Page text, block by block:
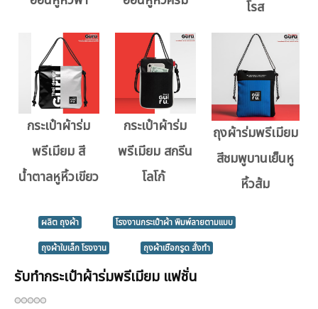
โรส
กระเป๋าผ้าร่ม
พรีเมียม สี
น้ำตาลหูหิ้วเขียว
กระเป๋าผ้าร่ม
พรีเมียม สกรีน
โลโก้
ถุงผ้าร่มพรีเมียม
สีชมพูบานเย็นหู
หิ้วส้ม
ผลิต ถุงผ้า
โรงงานกระเป๋าผ้า พิมพ์ลายตามแบบ
ถุงผ้าใบเล็ก โรงงาน
ถุงผ้าเชือกรูด สั่งทำ
รับทำกระเป๋าผ้าร่มพรีเมียม แฟชั่น